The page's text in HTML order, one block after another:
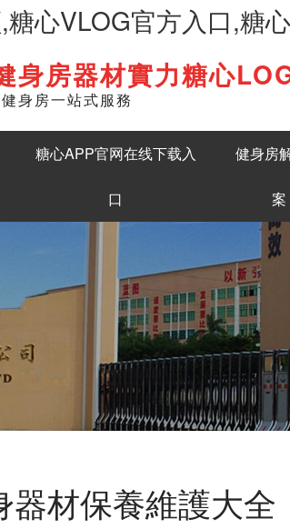
心VLOG官方入口,糖
身房器材實力糖心
身房一站式服務
糖心APP官网在线下载入
口
健身房
案
器材保養維護大全